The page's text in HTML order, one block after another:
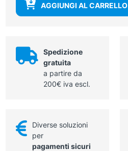
colore
azzurro
AGGIUNGI AL CARRELLO
Spedizione
gratuita
a partire da
200€ iva escl.
Diverse soluzioni
per
pagamenti sicuri